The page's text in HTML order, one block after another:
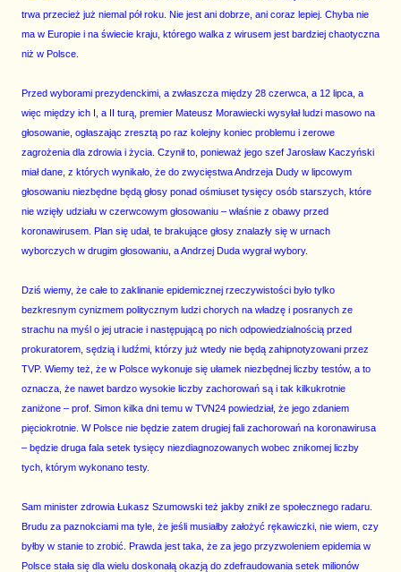
trwa przecież już niemal pół roku. Nie jest ani dobrze, ani coraz lepiej. Chyba nie
ma w Europie i na świecie kraju, którego walka z wirusem jest bardziej chaotyczna
niż w Polsce.
Przed wyborami prezydenckimi, a zwłaszcza między 28 czerwca, a 12 lipca, a
więc między ich I, a II turą, premier Mateusz Morawiecki wysyłał ludzi masowo na
głosowanie, ogłaszając zresztą po raz kolejny koniec problemu i zerowe
zagrożenia dla zdrowia i życia. Czynił to, ponieważ jego szef Jarosław Kaczyński
miał dane, z których wynikało, że do zwycięstwa Andrzeja Dudy w lipcowym
głosowaniu niezbędne będą głosy ponad ośmiuset tysięcy osób starszych, które
nie wzięły udziału w czerwcowym głosowaniu – właśnie z obawy przed
koronawirusem. Plan się udał, te brakujące głosy znalazły się w urnach
wyborczych w drugim głosowaniu, a Andrzej Duda wygrał wybory.
Dziś wiemy, że całe to zaklinanie epidemicznej rzeczywistości było tylko
bezkresnym cynizmem politycznym ludzi chorych na władzę i posranych ze
strachu na myśl o jej utracie i następującą po nich odpowiedzialnością przed
prokuratorem, sędzią i ludźmi, którzy już wtedy nie będą zahipnotyzowani przez
TVP. Wiemy też, że w Polsce wykonuje się ułamek niezbędnej liczby testów, a to
oznacza, że nawet bardzo wysokie liczby zachorowań są i tak kilkukrotnie
zaniżone – prof. Simon kilka dni temu w TVN24 powiedział, że jego zdaniem
pięciokrotnie. W Polsce nie będzie zatem drugiej fali zachorowań na koronawirusa
– będzie druga fala setek tysięcy niezdiagnozowanych wobec znikomej liczby
tych, którym wykonano testy.
Sam minister zdrowia Łukasz Szumowski też jakby znikł ze społecznego radaru.
Brudu za paznokciami ma tyle, że jeśli musiałby założyć rękawiczki, nie wiem, czy
byłby w stanie to zrobić. Prawda jest taka, że za jego przyzwoleniem epidemia w
Polsce stała się dla wielu doskonałą okazją do zdefraudowania setek milionów